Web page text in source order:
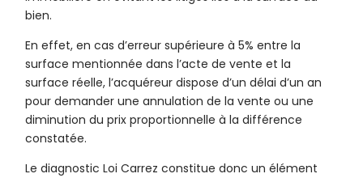
bien.
En effet, en cas d’erreur supérieure à 5% entre la
surface mentionnée dans l’acte de vente et la
surface réelle, l’acquéreur dispose d’un délai d’un an
pour demander une annulation de la vente ou une
diminution du prix proportionnelle à la différence
constatée.
Le diagnostic Loi Carrez constitue donc un élément